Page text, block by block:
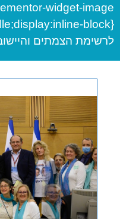
widget-image
לרשימת הצמתים